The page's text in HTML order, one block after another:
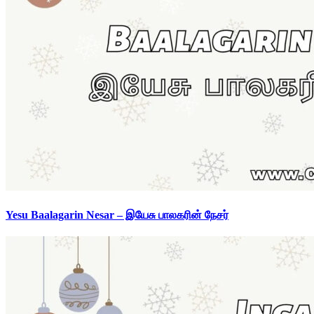
Yesu Baalagarin Nesar – இயேசு பாலகரின் நேசர்